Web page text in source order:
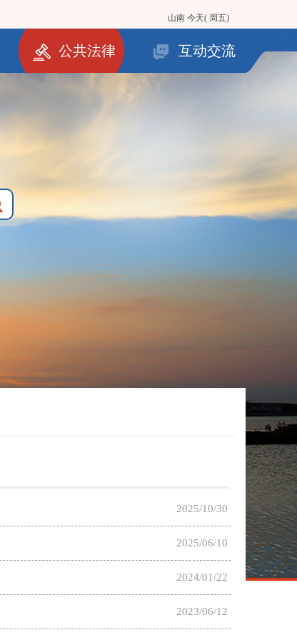
山南 今天( 周五)
公共法律 互动交流
2025/10/30
2025/06/10
2024/01/22
2023/06/12